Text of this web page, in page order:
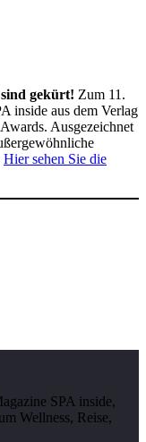
sind gekürt! Zum 11.
inside aus dem Verlag
Ausgezeichnet
Hier sehen Sie die
SPA inside,
Wellness, Reise,